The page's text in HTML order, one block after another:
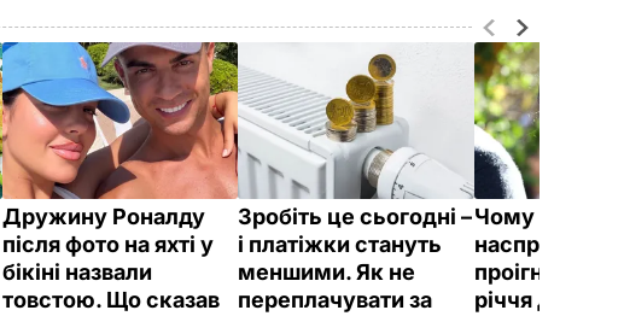
Дружину Роналду
після фото на яхті у
бікіні назвали
товстою. Що сказав
Зробіть це сьогодні –
і платіжки стануть
меншими. Як не
переплачувати за
Чому Чарльз
насправді
проігнорував
річчя дружини